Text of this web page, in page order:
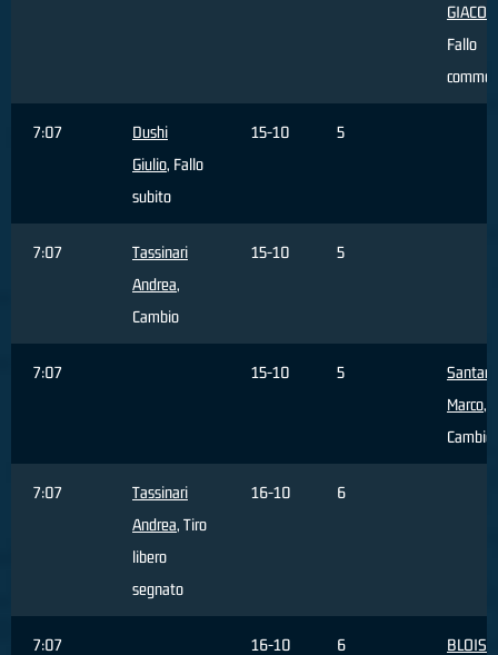
Fallo
7:07
Dushi
Giulio, Fallo
subito
15-10 5
7:07
Tassinari
Andrea,
Cambio
15-10 5
7:07 15-10 5
Marco,
Cambio
7:07
Tassinari
Andrea, Tiro
libero
segnato
16-10 6
7:07 16-10 6
BLOISE